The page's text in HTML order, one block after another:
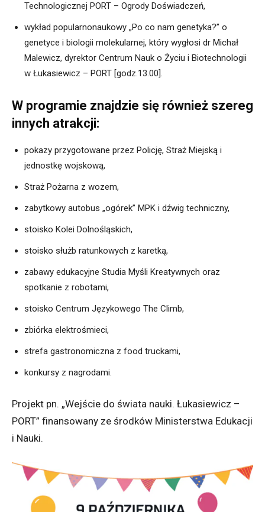
Technologicznej PORT – Ogrody Doświadczeń,
wykład popularnonaukowy „Po co nam genetyka?” o
genetyce i biologii molekularnej, który wygłosi dr Michał
Malewicz, dyrektor Centrum Nauk o Życiu i Biotechnologii
w Łukasiewicz – PORT [godz.13.00].
W programie znajdzie się również szereg
innych atrakcji:
pokazy przygotowane przez Policję, Straż Miejską i
jednostkę wojskową,
Straż Pożarna z wozem,
zabytkowy autobus „ogórek” MPK i dźwig techniczny,
stoisko Kolei Dolnośląskich,
stoisko służb ratunkowych z karetką,
zabawy edukacyjne Studia Myśli Kreatywnych oraz
spotkanie z robotami,
stoisko Centrum Językowego The Climb,
zbiórka elektrośmieci,
strefa gastronomiczna z food truckami,
konkursy z nagrodami.
Projekt pn. „Wejście do świata nauki. Łukasiewicz –
PORT” finansowany ze środków Ministerstwa Edukacji
i Nauki.